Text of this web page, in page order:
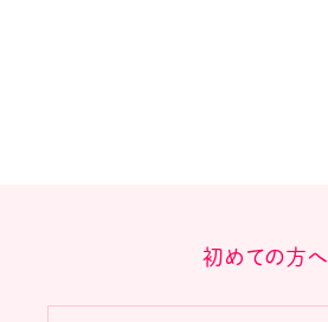
初めての方へ